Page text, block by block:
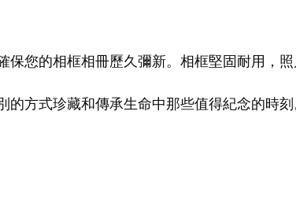
保您的相框相冊歷久彌新。相框堅固耐用，
的方式珍藏和傳承生命中那些值得紀念的時